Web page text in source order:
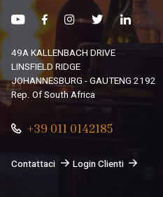
49A KALLENBACH DRIVE
LINSFIELD RIDGE
JOHANNESBURG - GAUTENG 2192
Rep. Of South Africa
+39 011 0142185
Contattaci Login Clienti